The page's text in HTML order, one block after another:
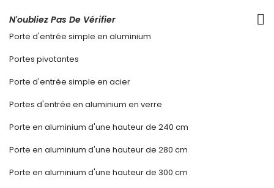
N'oubliez Pas De Vérifier
Porte d'entrée simple en aluminium
Portes pivotantes
Porte d'entrée simple en acier
Portes d'entrée en aluminium en verre
Porte en aluminium d'une hauteur de 240 cm
Porte en aluminium d'une hauteur de 280 cm
Porte en aluminium d'une hauteur de 300 cm